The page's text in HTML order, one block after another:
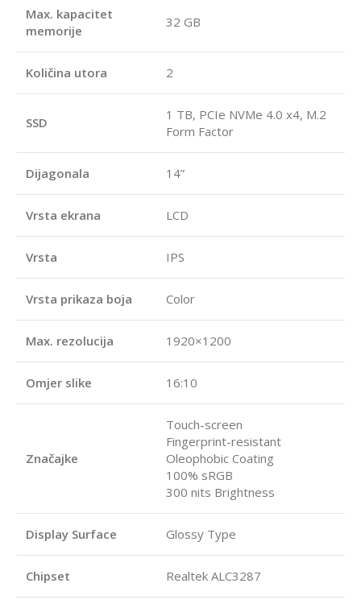
Max. kapacitet
memorije
32 GB
Količina utora 2
SSD
1 TB, PCIe NVMe 4.0 x4, M.2
Form Factor
Dijagonala 14”
Vrsta ekrana LCD
Vrsta IPS
Vrsta prikaza boja Color
Max. rezolucija 1920×1200
Omjer slike 16:10
Značajke
Touch-screen
Fingerprint-resistant
Oleophobic Coating
100% sRGB
300 nits Brightness
Display Surface Glossy Type
Chipset Realtek ALC3287